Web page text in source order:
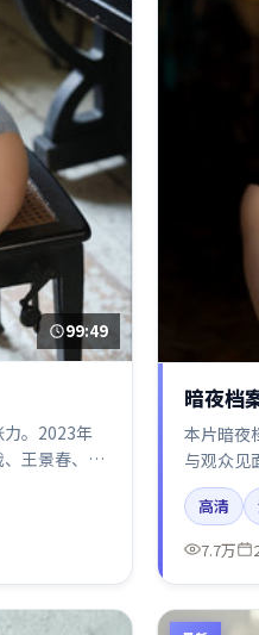
99:49
力。2023年
王景春、倪
与剪辑强化
暗夜档
本片暗夜
与观众见
词节奏
高清
7.7万